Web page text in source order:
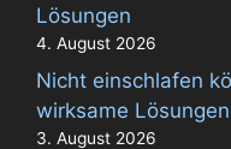
Lösungen
4. August 2026
Nicht einschlafen
wirksame Lösungen
3. August 2026